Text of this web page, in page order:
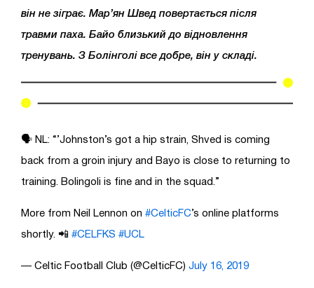
він не зіграє. Мар’ян Швед повертається після
травми паха. Байо близький до відновлення
тренувань. З Болінголі все добре, він у складі.
🗣 NL: “’Johnston’s got a hip strain, Shved is coming
back from a groin injury and Bayo is close to returning to
training. Bolingoli is fine and in the squad.”
More from Neil Lennon on #CelticFC’s online platforms
shortly. 📲 #CELFKS #UCL
— Celtic Football Club (@CelticFC) July 16, 2019